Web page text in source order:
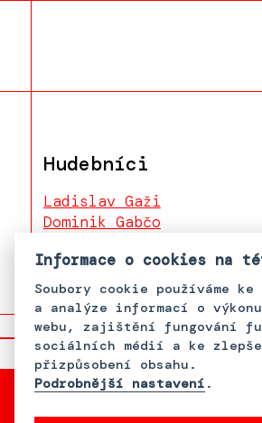
Hudebníci
Ladislav Gaži
Dominik Gabčo
Informace o cookies na
Soubory cookie používáme ke
a analýze informací o
webu, zajištění fungování
sociálních médií a ke
přizpůsobení obsahu.
Podrobnější nastavení .